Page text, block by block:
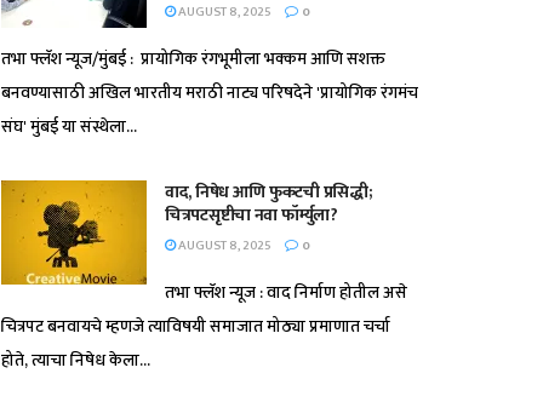
AUGUST 8, 2025 0
तभा फ्लॅश न्यूज/मुंबई : प्रायोगिक रंगभूमीला भक्कम आणि सशक्त
बनवण्यासाठी अखिल भारतीय मराठी नाट्य परिषदेने 'प्रायोगिक रंगमंच
संघ' मुंबई या संस्थेला...
वाद, निषेध आणि फुकटची प्रसिद्धी;
चित्रपटसृष्टीचा नवा फॉर्म्युला?
AUGUST 8, 2025 0
तभा फ्लॅश न्यूज : वाद निर्माण होतील असे
चित्रपट बनवायचे म्हणजे त्याविषयी समाजात मोठ्या प्रमाणात चर्चा
होते, त्याचा निषेध केला...